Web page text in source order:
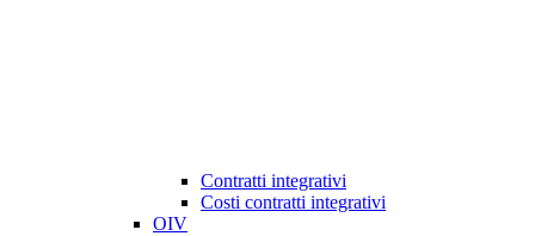
Contratti integrativi
Costi contratti integrativi
OIV